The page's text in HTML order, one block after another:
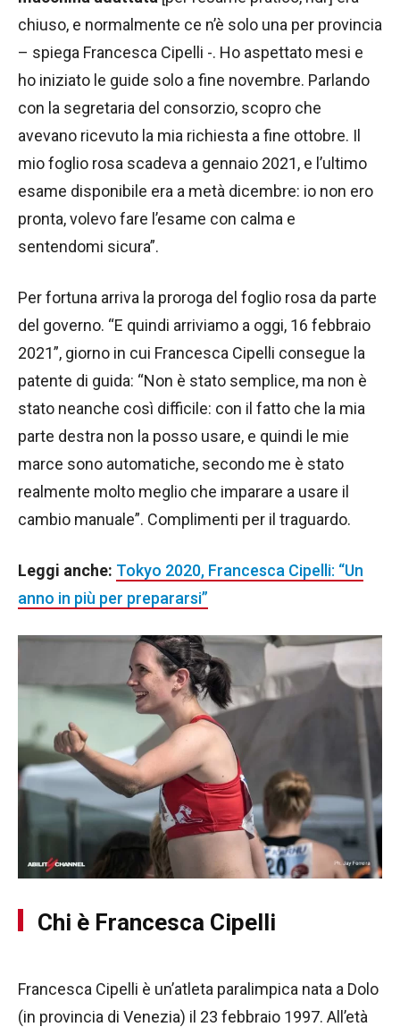
chiuso, e normalmente ce n’è solo una per provincia
– spiega Francesca Cipelli -. Ho aspettato mesi e
ho iniziato le guide solo a fine novembre. Parlando
con la segretaria del consorzio, scopro che
avevano ricevuto la mia richiesta a fine ottobre. Il
mio foglio rosa scadeva a gennaio 2021, e l’ultimo
esame disponibile era a metà dicembre: io non ero
pronta, volevo fare l’esame con calma e
sentendomi sicura”.
Per fortuna arriva la proroga del foglio rosa da parte
del governo. “E quindi arriviamo a oggi, 16 febbraio
2021”, giorno in cui Francesca Cipelli consegue la
patente di guida: “Non è stato semplice, ma non è
stato neanche così difficile: con il fatto che la mia
parte destra non la posso usare, e quindi le mie
marce sono automatiche, secondo me è stato
realmente molto meglio che imparare a usare il
cambio manuale”. Complimenti per il traguardo.
Leggi anche: Tokyo 2020, Francesca Cipelli: “Un
anno in più per prepararsi”
Chi è Francesca Cipelli
Francesca Cipelli è un’atleta paralimpica nata a Dolo
(in provincia di Venezia) il 23 febbraio 1997. All’età